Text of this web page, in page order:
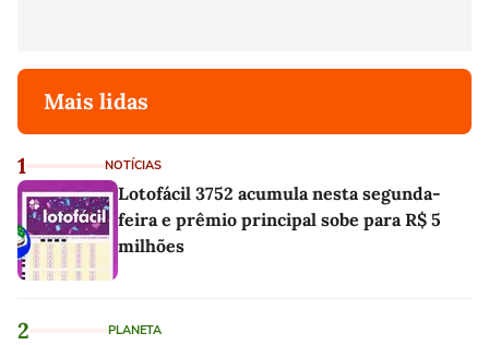
Mais lidas
1 NOTÍCIAS
Lotofácil 3752 acumula nesta segunda-
feira e prêmio principal sobe para R$ 5
milhões
2 PLANETA